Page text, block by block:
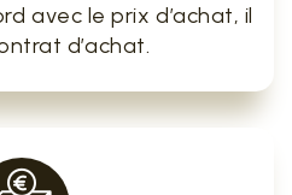
avec le prix d’achat, il
d’achat.